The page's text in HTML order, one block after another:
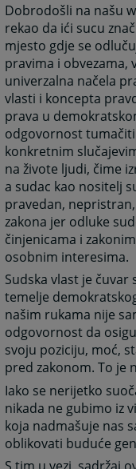
Dobrodošli na našu
rekao da ići sucu
mjesto gdje se
pravima i obvezama,
univerzalna načela
vlasti i koncepta
prava u
odgovornost
konkretnim
na živote ljudi, čime
a sudac kao nositelj
pravedan,
zakona jer odluke
činjenicama i
osobnim interesima.
Sudska vlast je
temelje
našim rukama nije
odgovornost da
svoju poziciju, moć,
pred zakonom. To je
Iako se nerijetko
nikada ne gubimo iz
koja nadmašuje nas
oblikovati buduće